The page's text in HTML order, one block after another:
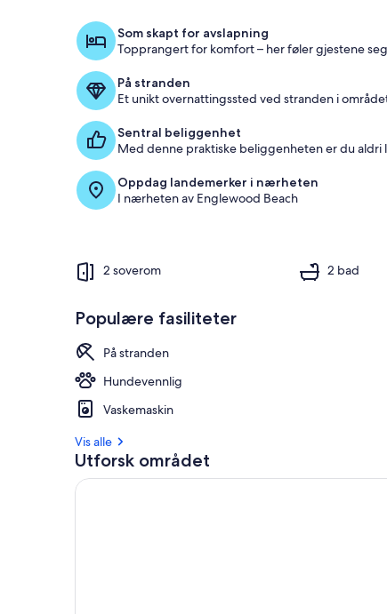
e
e
l
Som skapt for avslapning
Topprangert for komfort – her føler gjestene
På stranden
Et unikt overnattingssted ved stranden i
Sentral beliggenhet
Med denne praktiske beliggenheten er du
Oppdag landemerker i nærheten
I nærheten av Englewood Beach
2 soverom 2 bad
Populære fasiliteter
På stranden
Hundevennlig
Vaskemaskin
Vis alle
Utforsk området